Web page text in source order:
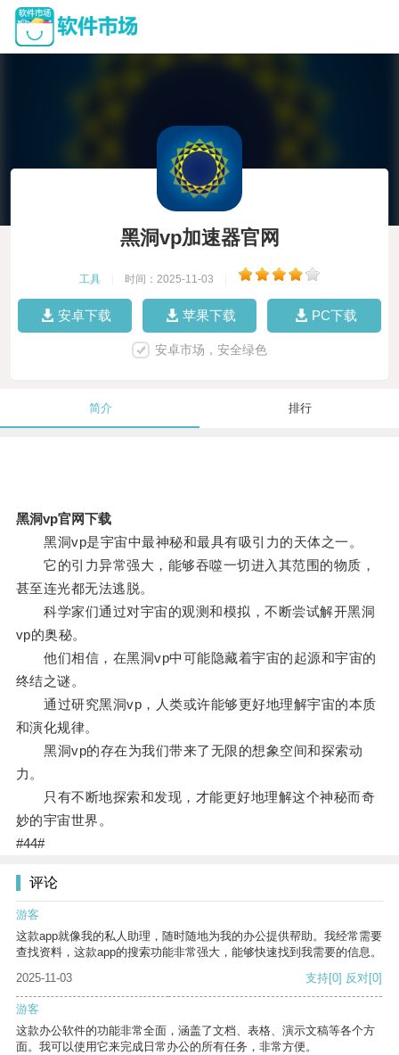
黑洞vp加速器官网
工具 时间：2025-11-03
安卓下载 苹果下载 PC下载
安卓市场，安全绿色
简介 排行
黑洞vp官网下载
黑洞vp是宇宙中最神秘和最具有吸引力的天体之一。
它的引力异常强大，能够吞噬一切进入其范围的物质，
甚至连光都无法逃脱。
科学家们通过对宇宙的观测和模拟，不断尝试解开黑洞
vp的奥秘。
他们相信，在黑洞vp中可能隐藏着宇宙的起源和宇宙的
终结之谜。
通过研究黑洞vp，人类或许能够更好地理解宇宙的本质
和演化规律。
黑洞vp的存在为我们带来了无限的想象空间和探索动
力。
只有不断地探索和发现，才能更好地理解这个神秘而奇
妙的宇宙世界。
#44#
评论
游客
这款app就像我的私人助理，随时随地为我的办公提供帮助。我经常需要
查找资料，这款app的搜索功能非常强大，能够快速找到我需要的信息。
2025-11-03
支持[0] 反对[0]
游客
这款办公软件的功能非常全面，涵盖了文档、表格、演示文稿等各个方
面。我可以使用它来完成日常办公的所有任务，非常方便。